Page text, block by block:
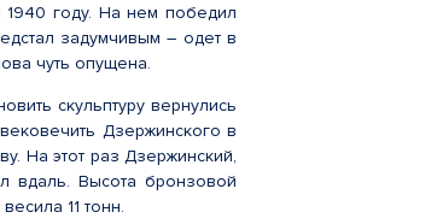
1940 году. На нем победил
задумчивым – одет в
чуть опущена.
скульптуру вернулись
Дзержинского в
На этот раз Дзержинский,
вдаль. Высота бронзовой
11 тонн.